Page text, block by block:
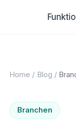
Home / Blog /
Branchen